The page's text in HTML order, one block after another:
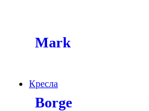
Mark
Кресла
Borge